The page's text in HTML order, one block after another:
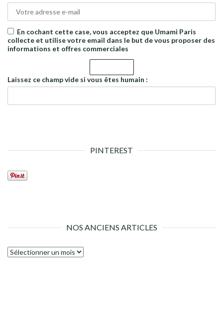
En cochant cette case, vous acceptez que Umami Paris
collecte et utilise votre email dans le but de vous proposer des
informations et offres commerciales
Laissez ce champ vide si vous êtes humain :
PINTEREST
NOS ANCIENS ARTICLES
Nos